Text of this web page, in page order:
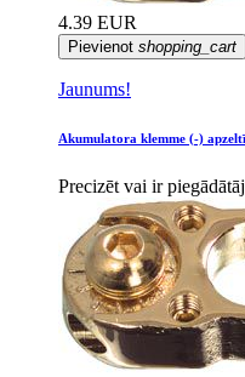
4.39 EUR
Pievienot shopping_cart
Jaunums!
Akumulatora klemme (-)
Precizēt vai ir